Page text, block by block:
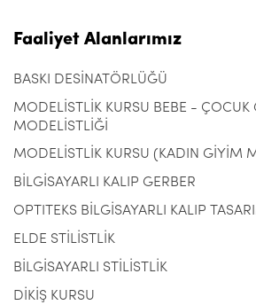
Faaliyet Alanlarımız
BASKI DESİNATÖRLÜĞÜ
MODELİSTLİK KURSU BEBE - ÇOCUK
MODELİSTLİĞİ
MODELİSTLİK KURSU (KADIN GİYİM
BİLGİSAYARLI KALIP GERBER
OPTITEKS BİLGİSAYARLI KALIP
ELDE STİLİSTLİK
BİLGİSAYARLI STİLİSTLİK
DİKİŞ KURSU